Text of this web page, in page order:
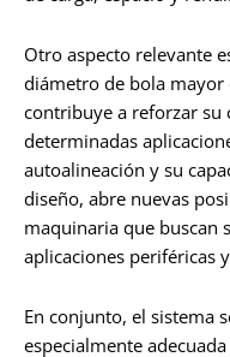
Otro aspecto relevante
diámetro de bola mayor
contribuye a reforzar su
determinadas
autoalineación y su
diseño, abre nuevas
maquinaria que buscan
aplicaciones periféricas
En conjunto, el sistema
especialmente